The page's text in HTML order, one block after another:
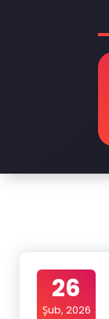
26
Şub, 2026